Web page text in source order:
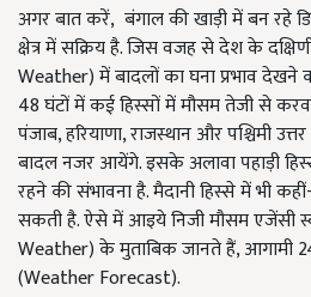
अगर बात करें, बंगाल की खाड़ी में बन रहे
क्षेत्र में सक्रिय है. जिस वजह से देश के
Weather) में बादलों का घना प्रभाव
48 घंटों में कई हिस्सों में मौसम तेजी से
पंजाब, हरियाणा, राजस्थान और पश्चिमी
बादल नजर आयेंगे. इसके अलावा पहाड़ी
रहने की संभावना है. मैदानी हिस्से में भी
सकती है. ऐसे में आइये निजी मौसम एजेंसी
Weather) के मुताबिक जानते हैं, आगामी
(Weather Forecast).